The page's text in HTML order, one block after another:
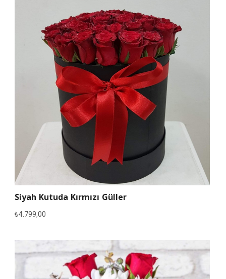
Siyah Kutuda Kırmızı Güller
₺4.799,00